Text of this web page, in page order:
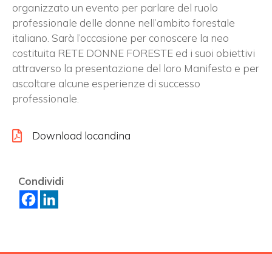
organizzato un evento per parlare del ruolo
professionale delle donne nell’ambito forestale
italiano. Sarà l’occasione per conoscere la neo
costituita RETE DONNE FORESTE ed i suoi obiettivi
attraverso la presentazione del loro Manifesto e per
ascoltare alcune esperienze di successo
professionale.
Download locandina
Condividi
Vuoi restare in contatto con
FIPER e ricevere notizie e